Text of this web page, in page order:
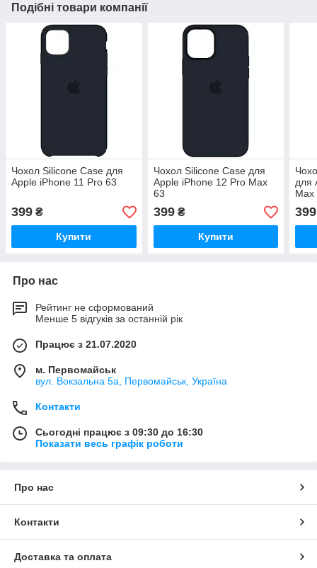
Подібні товари компанії
Чохол Silicone Case для
Apple iPhone 11 Pro 63
399 ₴
Купити
Чохол Silicone Case для
Apple iPhone 12 Pro Max
63
399₴
Купити
для
Max
399
Про нас
Рейтинг не сформований
Менше 5 відгуків за останній рік
Працює з 21.07.2020
м. Первомайськ
вул. Вокзальна 5а, Первомайськ, Україна
Контакти
Сьогодні працює з 09:30 до 16:30
Показати весь графік роботи
Про нас
Контакти
Доставка та оплата